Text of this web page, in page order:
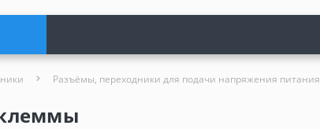
Разъёмы, переходники для подачи напряжения питания